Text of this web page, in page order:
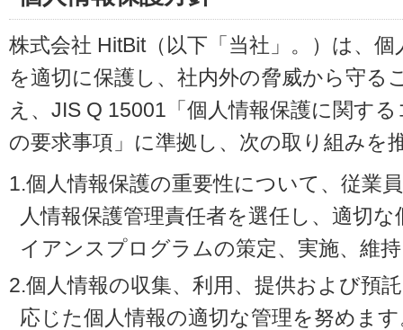
株式会社 HitBit（以下「当社」。）は、
を適切に保護し、社内外の脅威から守る
え、JIS Q 15001「個人情報保護に関す
の要求事項」に準拠し、次の取り組みを
1.個人情報保護の重要性について、従業
人情報保護管理責任者を選任し、適切
イアンスプログラムの策定、実施、維
2.個人情報の収集、利用、提供および預
応じた個人情報の適切な管理を努めま